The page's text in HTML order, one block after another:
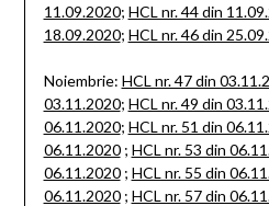
11.09.2020; HCL nr. 44 din
18.09.2020; HCL nr. 46 din
Noiembrie: HCL nr. 47 din
03.11.2020; HCL nr. 49 din
06.11.2020; HCL nr. 51 din
06.11.2020; HCL nr. 53 din
06.11.2020; HCL nr. 55 din
06.11.2020; HCL nr. 57 din